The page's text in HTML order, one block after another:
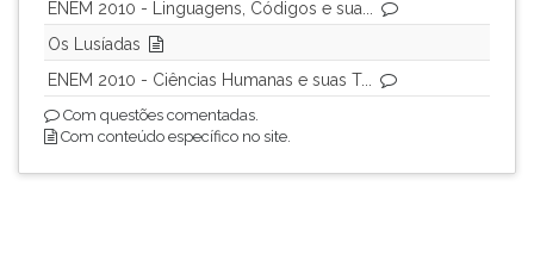
ENEM 2010 - Linguagens, Códigos e sua...
Os Lusíadas
ENEM 2010 - Ciências Humanas e suas T...
Com questões comentadas.
Com conteúdo específico no site.